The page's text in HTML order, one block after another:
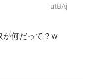
utBAj
が何だって？w